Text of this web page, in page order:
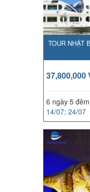
TOUR NHẬT
37,800,000
6 ngày 5
14/07; 24/07